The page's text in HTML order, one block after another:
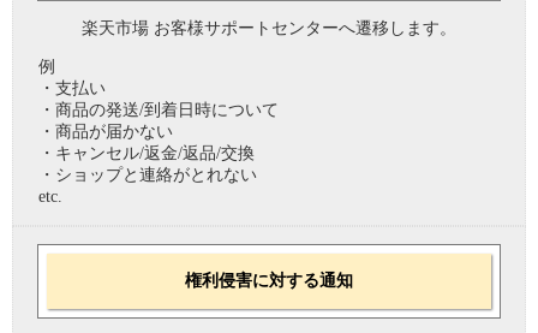
楽天市場 お客様サポートセンターへ遷移します。
例
・支払い
・商品の発送/到着日時について
・商品が届かない
・キャンセル/返金/返品/交換
・ショップと連絡がとれない
etc.
権利侵害に対する通知